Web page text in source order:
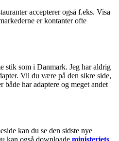
accepterer også f.eks. Visa
er kontanter ofte
stik som i Danmark. Jeg har aldrig
Vil du være på den sikre side,
både har adaptere og meget andet
kan du se den sidste nye